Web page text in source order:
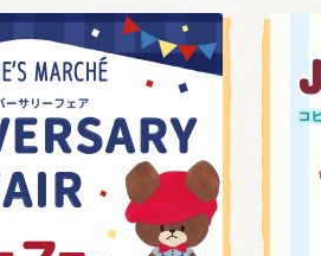
紹介
ンフォメーション